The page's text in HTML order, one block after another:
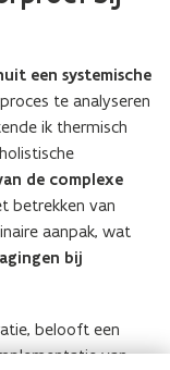
een systemische
te analyseren
ik thermisch
de complexe
betrekken van
aanpak, wat
bij
belooft een
van